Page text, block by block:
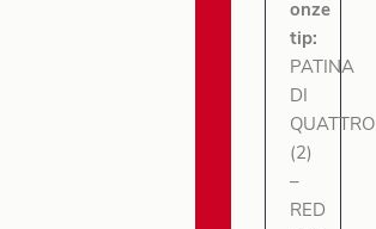
onze
tip:
PATINA
DI
QUATTRO
(2)
–
RED